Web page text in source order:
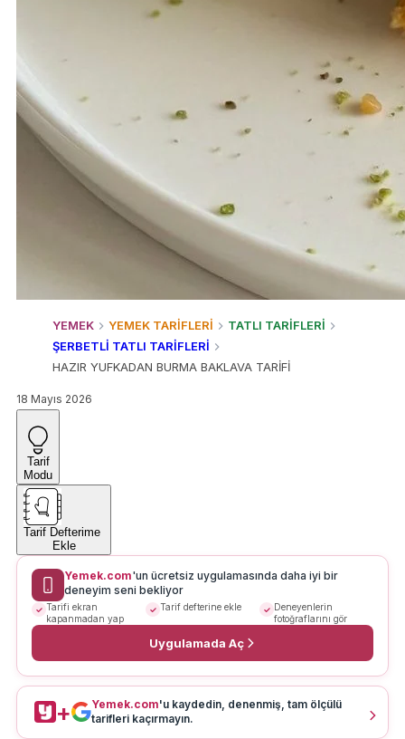
YEMEK YEMEK TARİFLERİ
TATLI TARİFLERİ
ŞERBETLİ TATLI TARİFLERİ
HAZIR YUFKADAN BURMA BAKLAVA TARİFİ
18 Mayıs 2026
Tarif
Modu
Tarif Defterime
Ekle
Yemek.com'un ücretsiz uygulamasında daha iyi bir
deneyim seni bekliyor
Tarifi ekran
kapanmadan yap
Tarif defterine ekle
Deneyenlerin
fotoğraflarını gör
Uygulamada Aç
+ Yemek.com'u kaydedin, denenmiş, tam ölçülü
tarifleri kaçırmayın.